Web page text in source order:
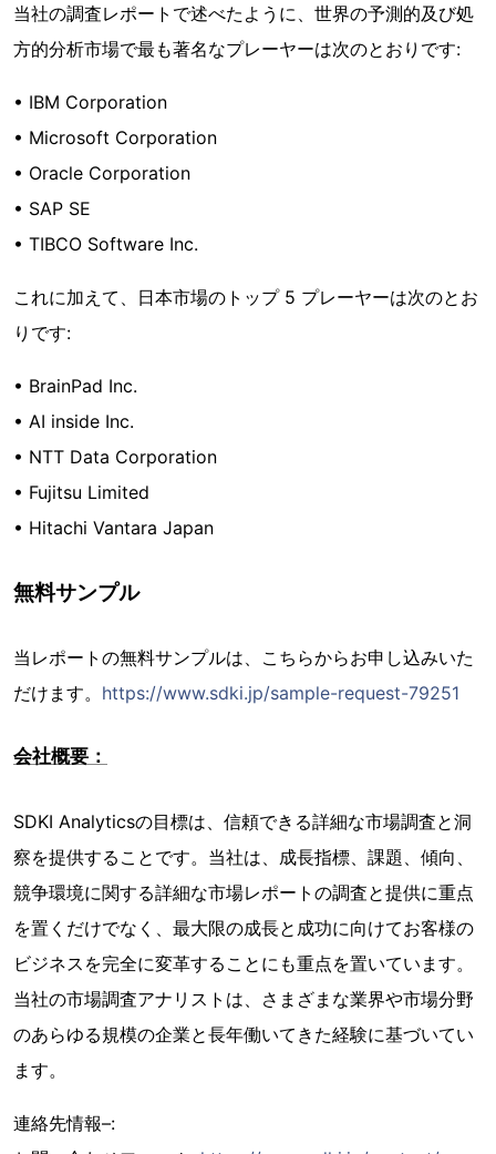
当社の調査レポートで述べたように、世界の予測的及び処
方的分析市場で最も著名なプレーヤーは次のとおりです:
• IBM Corporation
• Microsoft Corporation
• Oracle Corporation
• SAP SE
• TIBCO Software Inc.
これに加えて、日本市場のトップ 5 プレーヤーは次のとお
りです:
• BrainPad Inc.
• AI inside Inc.
• NTT Data Corporation
• Fujitsu Limited
• Hitachi Vantara Japan
無料サンプル
当レポートの無料サンプルは、こちらからお申し込みいた
だけます。 https://www.sdki.jp/sample-request-79251
会社概要：
SDKI Analyticsの目標は、信頼できる詳細な市場調査と洞
察を提供することです。当社は、成長指標、課題、傾向、
競争環境に関する詳細な市場レポートの調査と提供に重点
を置くだけでなく、最大限の成長と成功に向けてお客様の
ビジネスを完全に変革することにも重点を置いています。
当社の市場調査アナリストは、さまざまな業界や市場分野
のあらゆる規模の企業と長年働いてきた経験に基づいてい
ます。
連絡先情報–: